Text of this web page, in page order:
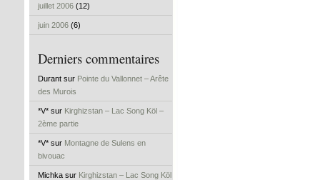
juillet 2006 (12)
juin 2006 (6)
Derniers commentaires
Durant sur Pointe du Vallonnet – Arête
des Murois
*V* sur Kirghizstan – Lac Song Köl –
2ème partie
*V* sur Montagne de Sulens en
bivouac
Michka sur Kirghizstan – Lac Song Köl